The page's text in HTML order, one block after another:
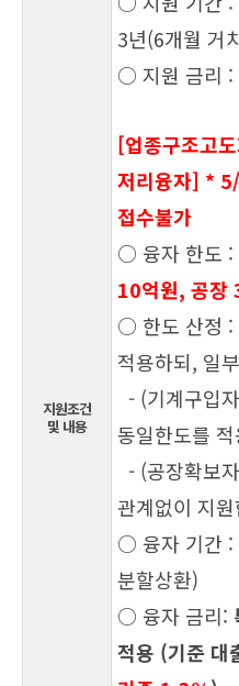
지원조건
및 내용
3년(6개월 거
○ 지원 금리 :
[업종구조고
저리융자] *
접수불가
○ 융자 한도 :
10억원, 공장
○ 한도 산정 :
적용하되, 일
- (기계구입
동일한도를 적
- (공장확보
관계없이 지원
○ 융자 기간 :
분할상환)
○ 융자 금리:
적용 (기준